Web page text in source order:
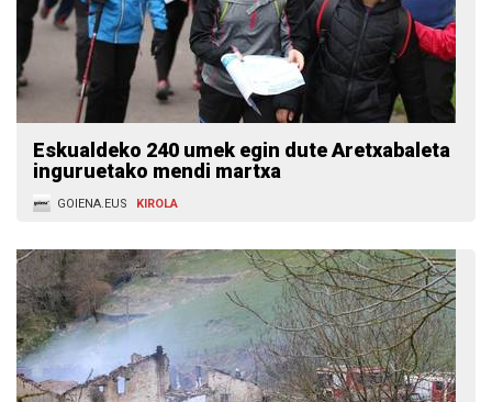
Eskualdeko 240 umek egin dute Aretxabaleta
inguruetako mendi martxa
GOIENA.EUS KIROLA